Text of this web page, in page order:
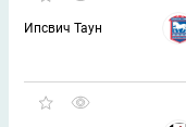
Ипсвич Таун